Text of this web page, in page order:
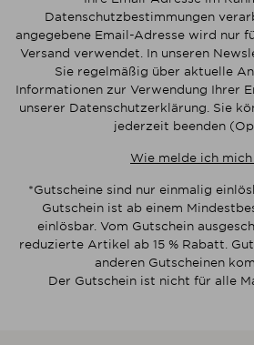
Datenschutzbestimmungen
angegebene Email-Adresse wird nur
Versand verwendet. In unseren
Sie regelmäßig über aktuelle
Informationen zur Verwendung Ihrer
unserer Datenschutzerklärung. Sie
jederzeit beenden
Wie melde ich mich
*Gutscheine sind nur einmalig
Gutschein ist ab einem
einlösbar. Vom Gutschein
reduzierte Artikel ab 15 % Rabatt.
anderen Gutscheinen
Der Gutschein ist nicht für alle